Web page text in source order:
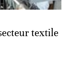
textile